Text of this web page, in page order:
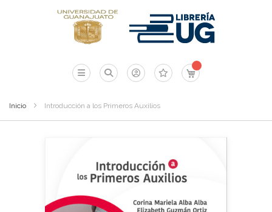
Mi carrito
Inicio Introducción a los Primeros Auxilios